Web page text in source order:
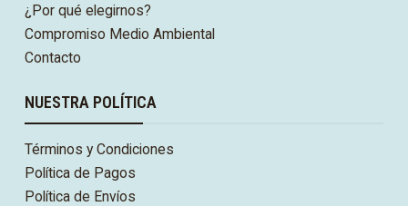
¿Por qué elegirnos?
Compromiso Medio Ambiental
Contacto
NUESTRA POLÍTICA
Términos y Condiciones
Política de Pagos
Política de Envíos